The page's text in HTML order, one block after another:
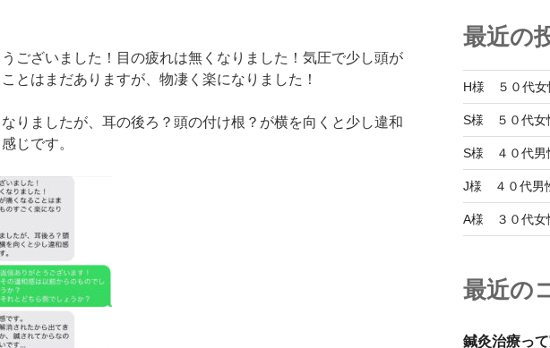
ございました！目の疲れは無くなりました！気圧で少し頭が
とはまだありますが、物凄く楽になりました！
りましたが、耳の後ろ？頭の付け根？が横を向くと少し違和
じです。
最近の
H様 ５０代女
S様 ５０代女
S様 ４０代男
J様 ４０代男
A様 ３０代女
最近の
鍼灸治療っ